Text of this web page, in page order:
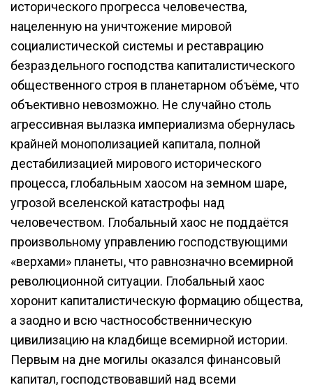
исторического прогресса человечества,
нацеленную на уничтожение мировой
социалистической системы и реставрацию
безраздельного господства капиталистического
общественного строя в планетарном объёме, что
объективно невозможно. Не случайно столь
агрессивная вылазка империализма обернулась
крайней монополизацией капитала, полной
дестабилизацией мирового исторического
процесса, глобальным хаосом на земном шаре,
угрозой вселенской катастрофы над
человечеством. Глобальный хаос не поддаётся
произвольному управлению господствующими
«верхами» планеты, что равнозначно всемирной
революционной ситуации. Глобальный хаос
хоронит капиталистическую формацию общества,
а заодно и всю частнособственническую
цивилизацию на кладбище всемирной истории.
Первым на дне могилы оказался финансовый
капитал, господствовавший над всеми